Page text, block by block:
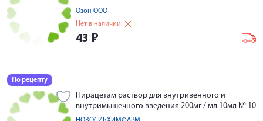
Озон ООО
Нет в наличии
43 ₽
По рецепту
Пирацетам раствор для внутривенного и
внутримышечного введения 200мг / мл 10мл № 10